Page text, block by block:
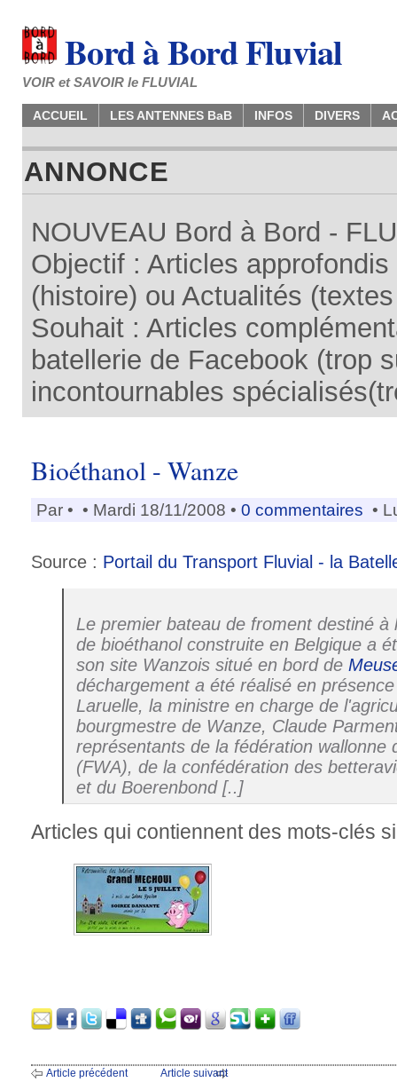
Bord à Bord Fluvial
VOIR et SAVOIR le FLUVIAL
ACCUEIL LES ANTENNES BaB INFOS DIVERS
ANNONCE
NOUVEAU Bord à Bord -
Objectif : Articles
(histoire) ou Actualités
Souhait : Articles
batellerie de Facebook (trop
incontournables
Bioéthanol - Wanze
Par • • Mardi 18/11/2008 • 0 commentaires •
Source : Portail du Transport Fluvial - la
Le premier bateau de froment destiné à
de bioéthanol construite en Belgique a
son site Wanzois situé en bord de
déchargement a été réalisé en
Laruelle, la ministre en charge de
bourgmestre de Wanze, Claude
représentants de la fédération wallonne
(FWA), de la confédération des
et du Boerenbond [..]
Articles qui contiennent des mots-clés
Article précédent Article suivant